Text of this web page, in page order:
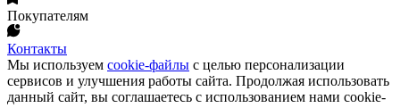
Покупателям
Контакты
Мы используем cookie-файлы с целью персонализации
сервисов и улучшения работы сайта. Продолжая использовать
данный сайт, вы соглашаетесь с использованием нами cookie-